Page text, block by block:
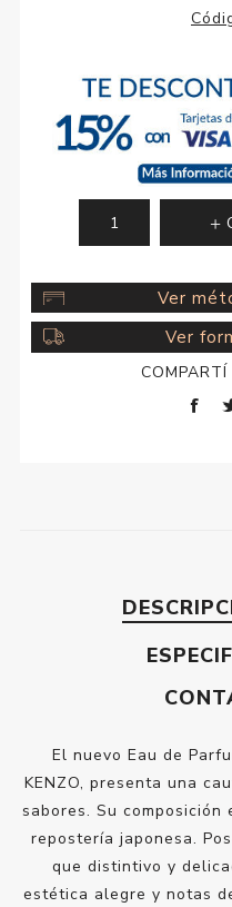
Ver
Ver
El nuevo Eau de
KENZO, presenta una
sabores. Su
repostería japonesa.
que distintivo y
estética alegre y notas